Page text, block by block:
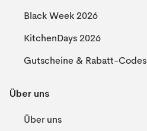
Black Week 2026
KitchenDays 2026
Gutscheine & Rabatt-Codes
Über uns
Über uns